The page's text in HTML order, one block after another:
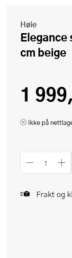
Høie
Elegance sengesett 200x220
cm beige
1
Ikke på
Frakt og